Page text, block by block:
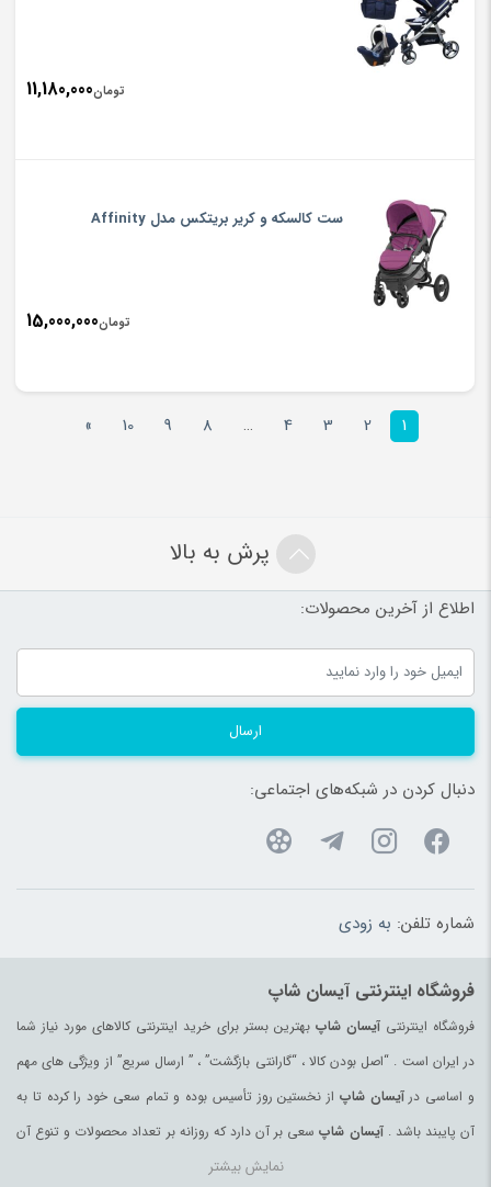
تومان11,180,000
ست کالسکه و کریر بریتکس مدل Affinity
تومان15,000,000
1
2
3
4
…
8
9
10
»
پرش به بالا
اطلاع از آخرین محصولات:
ارسال
دنبال کردن در شبکه‌های اجتماعی:
شماره تلفن: به زودی
فروشگاه اینترنتی آیسان شاپ
فروشگاه اینترنتیآیسان شاپبهترین بستر برای خرید اینترنتی کالاهای مورد نیاز شما
در ایران است . “اصل بودن کالا ، “گارانتی بازگشت” ، ” ارسال سریع” از ویژگی های مهم
و اساسی درآیسان شاپ از نخستین روز تأسیس بوده و تمام سعی خود را کرده تا به
آن پایبند باشد .آیسان شاپ سعی بر آن دارد که روزانه بر تعداد محصولات و تنوع آن
بیفزاید تا بتواند نیاز همه ی افراد با هر نوع سلیقه را در خرید محصولات اینترنتی مرتفع
نمایش بیشتر